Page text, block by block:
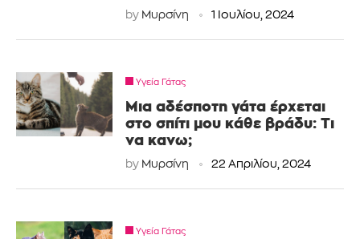
by Μυρσίνη 1 Ιουλίου, 2024
Υγεία Γάτας
Μια αδέσποτη γάτα έρχεται
στο σπίτι μου κάθε βράδυ: Τι
να κανω;
by Μυρσίνη 22 Απριλίου, 2024
Υγεία Γάτας